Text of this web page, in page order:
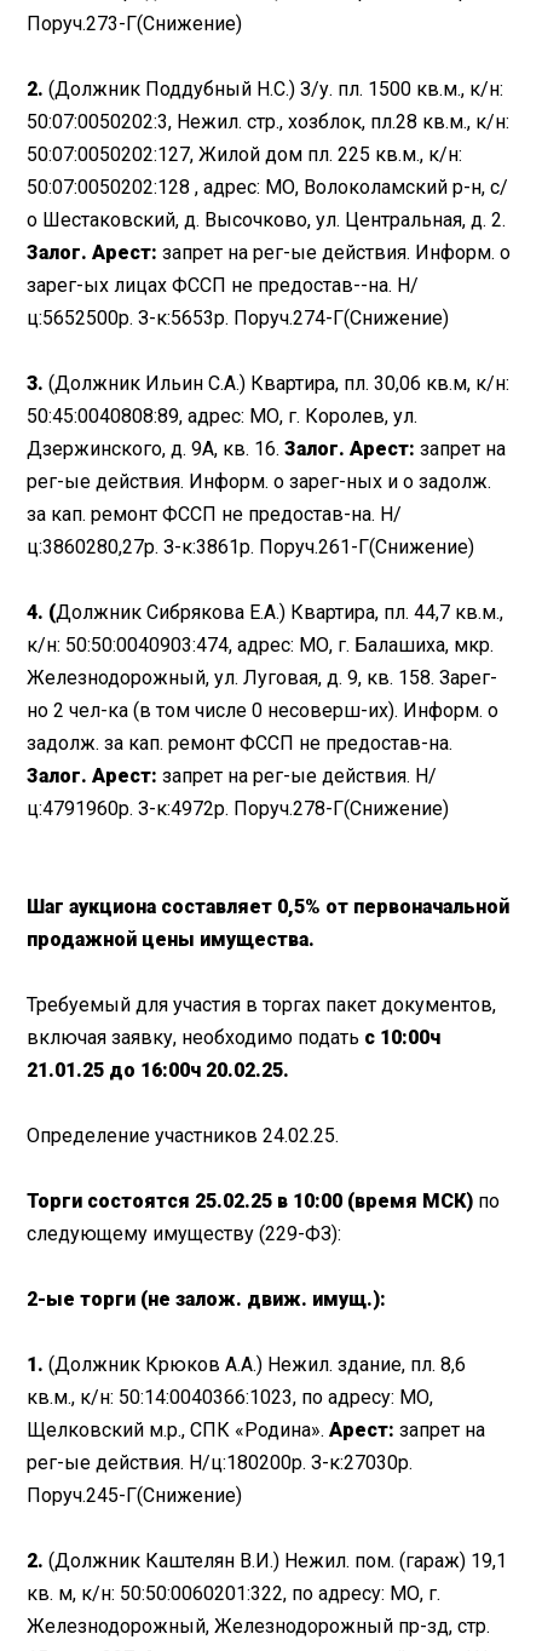
Поруч.273-Г(Снижение)
2.(Должник Поддубный Н.С.) З/у. пл. 1500 кв.м., к/н:
50:07:0050202:3, Нежил. стр., хозблок, пл.28 кв.м., к/н:
50:07:0050202:127, Жилой дом пл. 225 кв.м., к/н:
50:07:0050202:128 , адрес: МО, Волоколамский р-н, с/
о Шестаковский, д. Высочково, ул. Центральная, д. 2.
Залог. Арест:запрет на рег-ые действия. Информ. о
зарег-ых лицах ФССП не предостав--на. Н/
ц:5652500р. З-к:5653р. Поруч.274-Г(Снижение)
3.(Должник Ильин С.А.) Квартира, пл. 30,06 кв.м, к/н:
50:45:0040808:89, адрес: МО, г. Королев, ул.
Дзержинского, д. 9А, кв. 16.Залог. Арест:запрет на
рег-ые действия. Информ. о зарег-ных и о задолж.
за кап. ремонт ФССП не предостав-на. Н/
ц:3860280,27р. З-к:3861р. Поруч.261-Г(Снижение)
4. (Должник Сибрякова Е.А.) Квартира, пл. 44,7 кв.м.,
к/н: 50:50:0040903:474, адрес: МО, г. Балашиха, мкр.
Железнодорожный, ул. Луговая, д. 9, кв. 158. Зарег-
но 2 чел-ка (в том числе 0 несоверш-их). Информ. о
задолж. за кап. ремонт ФССП не предостав-на.
Залог. Арест:запрет на рег-ые действия. Н/
ц:4791960р. З-к:4972р. Поруч.278-Г(Снижение)
Шаг аукциона составляет 0,5% от первоначальной
продажной цены имущества.
Требуемый для участия в торгах пакет документов,
включая заявку, необходимо подать с 10:00ч
21.01.25 до 16:00ч 20.02.25.
Определение участников 24.02.25.
Торги состоятся 25.02.25 в 10:00 (время МСК) по
следующему имуществу (229-ФЗ):
2-ые торги (не залож. движ. имущ.):
1.(Должник Крюков А.А.) Нежил. здание, пл. 8,6
кв.м., к/н: 50:14:0040366:1023, по адресу: МО,
Щелковский м.р., СПК «Родина». Арест:запрет на
рег-ые действия. Н/ц:180200р. З-к:27030р.
Поруч.245-Г(Снижение)
2.(Должник Каштелян В.И.) Нежил. пом. (гараж) 19,1
кв. м, к/н: 50:50:0060201:322, по адресу: МО, г.
Железнодорожный, Железнодорожный пр-зд, стр.